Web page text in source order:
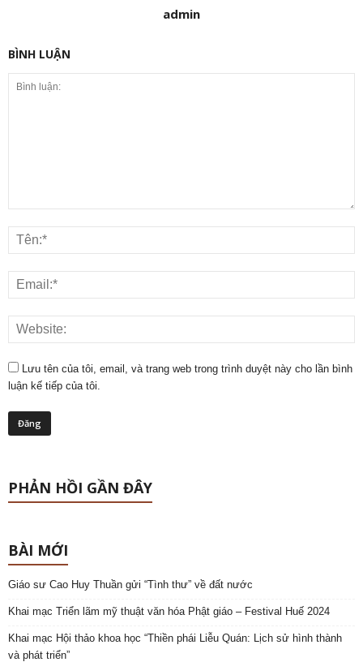
admin
BÌNH LUẬN
Lưu tên của tôi, email, và trang web trong trình duyệt này cho lần bình
luận kế tiếp của tôi.
PHẢN HỒI GẦN ĐÂY
BÀI MỚI
Giáo sư Cao Huy Thuần gửi “Tình thư” về đất nước
Khai mạc Triển lãm mỹ thuật văn hóa Phật giáo – Festival Huế 2024
Khai mạc Hội thảo khoa học “Thiền phái Liễu Quán: Lịch sử hình thành
và phát triển”